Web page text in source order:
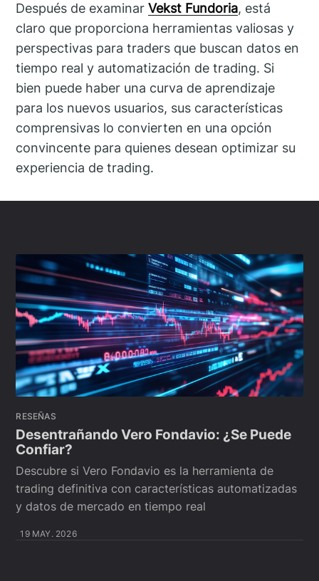
Después de examinarVekst Fundoria, está
claro que proporciona herramientas valiosas y
perspectivas para traders que buscan datos en
tiempo real y automatización de trading. Si
bien puede haber una curva de aprendizaje
para los nuevos usuarios, sus características
comprensivas lo convierten en una opción
convincente para quienes desean optimizar su
experiencia de trading.
RESEÑAS
Desentrañando Vero Fondavio: ¿Se Puede
Confiar?
Descubre si Vero Fondavio es la herramienta de
trading definitiva con características automatizadas
y datos de mercado en tiempo real
19 MAY. 2026